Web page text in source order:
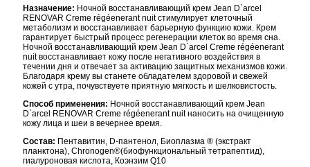
Назначение: Ночной восстанавливающий крем Jean D`arcel
RENOVAR Сreme régéenerant nuit стимулирует клеточный
метаболизм и восстанавливает барьерную функцию кожи. Крем
гарантирует быстрый процесс регенерации клеток во время сна.
Ночной восстанавливающий крем Jean D`arcel Сreme régéenerant
nuit восстанавливает кожу после негативного воздействия в
течении дня и отвечает за активацию защитных механизмов кожи.
Благодаря крему вы станете обладателем здоровой и свежей
кожей с утра, почувствуете приятную мягкость и шелковистость.
Способ применения: Ночной восстанавливающий крем Jean
D`arcel RENOVAR Сreme régéenerant nuit наносить на очищенную
кожу лица и шеи в вечернее время.
Состав: Пентавитин, D-пантенол, Биоплазма ® (экстракт
планктона), Chronogen®(биофункциональный тетрапептид),
гиалуроновая кислота, Коэнзим Q10